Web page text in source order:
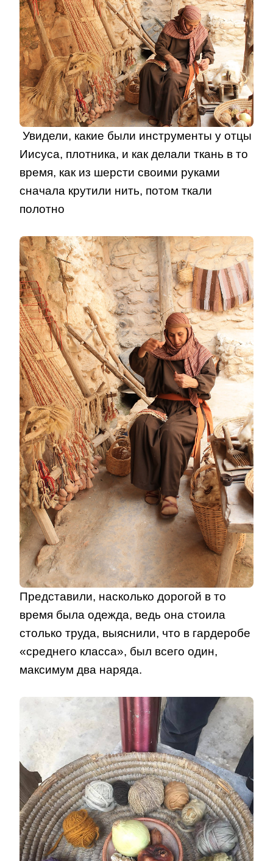
Увидели, какие были инструменты у отцы
Иисуса, плотника, и как делали ткань в то
время, как из шерсти своими руками
сначала крутили нить, потом ткали
полотно
Представили, насколько дорогой в то
время была одежда, ведь она стоила
столько труда, выяснили, что в гардеробе
«среднего класса», был всего один,
максимум два наряда.